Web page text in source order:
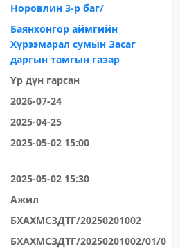
Норовлин 3-р баг/
Баянхонгор аймгийн
Хүрээмарал сумын Засаг
даргын тамгын газар
Үр дүн гарсан
2026-07-24
2025-04-25
2025-05-02 15:00
2025-05-02 15:30
Ажил
БХАХМСЗДТГ/20250201002
БХАХМСЗДТГ/20250201002/01/0